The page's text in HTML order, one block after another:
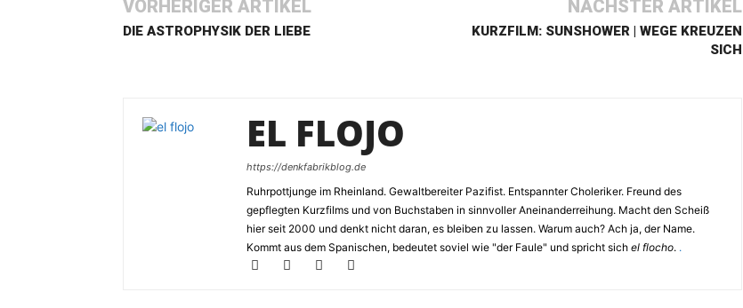
VORHERIGER ARTIKEL
DIE ASTROPHYSIK DER LIEBE
NÄCHSTER ARTIKEL
KURZFILM: SUNSHOWER | WEGE KREUZEN
SICH
EL FLOJO
https://denkfabrikblog.de
Ruhrpottjunge im Rheinland. Gewaltbereiter Pazifist. Entspannter Choleriker. Freund des
gepflegten Kurzfilms und von Buchstaben in sinnvoller Aneinanderreihung. Macht den Scheiß
hier seit 2000 und denkt nicht daran, es bleiben zu lassen. Warum auch? Ach ja, der Name.
Kommt aus dem Spanischen, bedeutet soviel wie "der Faule" und spricht sich el flocho. .